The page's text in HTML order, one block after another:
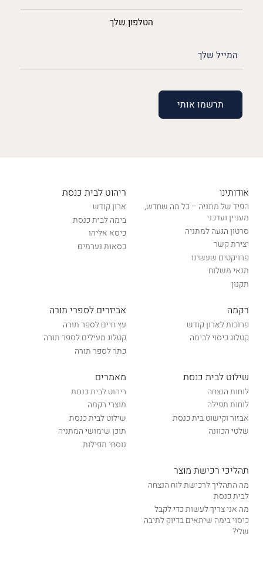
הטלפון שלך
(חובה)
אודותינו
הפיד של מתניה – כל מה שחדש,
מעניין ועדכני
סרטון הגעה למתניה
יצירת קשר
פרויקטים שעשינו
תנאי משלוח
תקנון
ריהוט לבית כנסת
ארון קודש
בימה לבית כנסת
כיסא אליהו
כסאות נערמים
רקמה
פרוכות לארון קודש
קטלוג כיסוי לבימה
אביזרים לספרי תורה
עץ חיים לספר תורה
קטלוג מעילים לספר תורה
כתר לספר תורה
שילוט לבית כנסת
לוחות הנצחה
לוחות תפילה
אבזור וקישוט בית כנסת
שלטי הכוונה
מאמרים
ריהוט לבית כנסת
מוצרי רקמה
שילוט לבית כנסת
תוכן שימושי המתניה
נוסחי תפילות
תהליכי רכישת מוצר
מה התהליך לרכישת לוח הנצחה
לבית כנסת
מה אני צריך לעשות כדי לקבל
כיסוי בימה שיתאים בדיוק לתיבה
שלי?